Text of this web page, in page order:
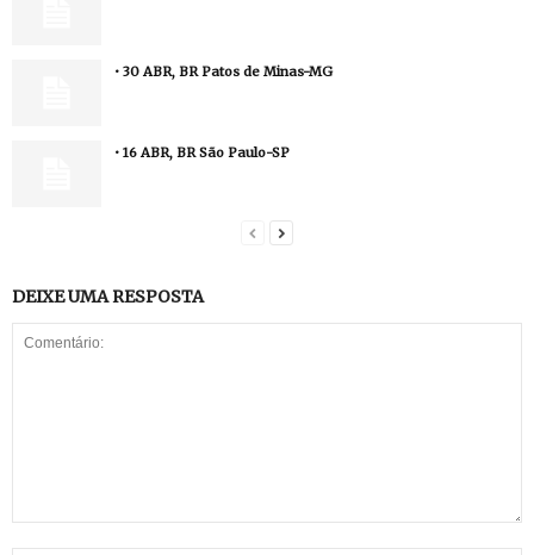
• 30 ABR, BR Patos de Minas-MG
• 16 ABR, BR São Paulo-SP
DEIXE UMA RESPOSTA